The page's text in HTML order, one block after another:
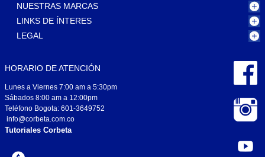
NUESTRAS MARCAS
LINKS DE ÍNTERES
LEGAL
HORARIO DE ATENCIÓN
Lunes a Viernes 7:00 am a 5:30pm
Sábados 8:00 am a 12:00pm
Teléfono Bogota: 601-3649752
info@corbeta.com.co
Tutoriales Corbeta